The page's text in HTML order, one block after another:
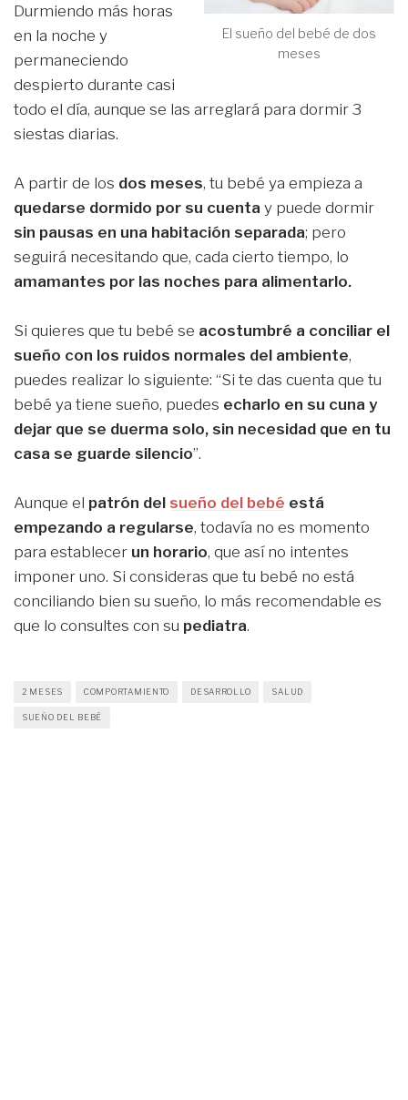
El sueño del bebé de dos
meses
Durmiendo más horas
en la noche y
permaneciendo
despierto durante casi
todo el día, aunque se las arreglará para dormir 3
siestas diarias.
A partir de los dos meses, tu bebé ya empieza a
quedarse dormido por su cuenta y puede dormir
sin pausas en una habitación separada; pero
seguirá necesitando que, cada cierto tiempo, lo
amamantes por las noches para alimentarlo.
Si quieres que tu bebé se acostumbré a conciliar el
sueño con los ruidos normales del ambiente,
puedes realizar lo siguiente: “Si te das cuenta que tu
bebé ya tiene sueño, puedes echarlo en su cuna y
dejar que se duerma solo, sin necesidad que en tu
casa se guarde silencio”.
Aunque el patrón del sueño del bebé está
empezando a regularse, todavía no es momento
para establecer un horario, que así no intentes
imponer uno. Si consideras que tu bebé no está
conciliando bien su sueño, lo más recomendable es
que lo consultes con su pediatra.
2 MESES COMPORTAMIENTO DESARROLLO SALUD
SUEÑO DEL BEBÉ